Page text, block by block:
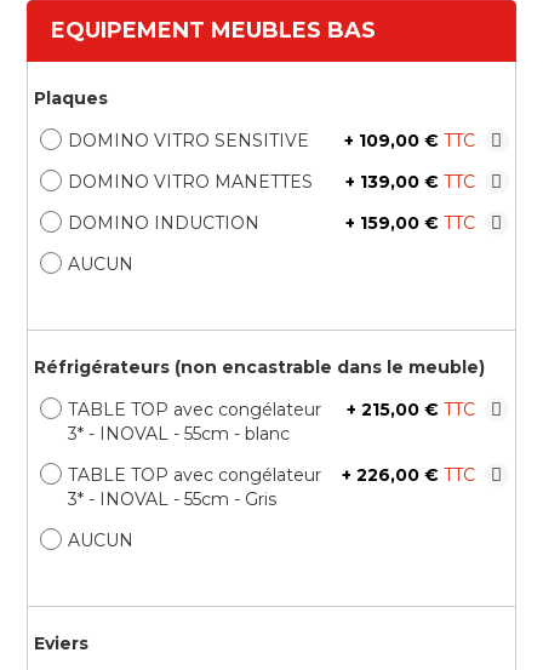
EQUIPEMENT MEUBLES BAS
Plaques
DOMINO VITRO SENSITIVE
+ 109,00 €
DOMINO VITRO MANETTES
+ 139,00 €
DOMINO INDUCTION
+ 159,00 €
AUCUN
Réfrigérateurs (non encastrable dans le meuble)
TABLE TOP avec congélateur
3* - INOVAL - 55cm - blanc
+ 215,00 €
TABLE TOP avec congélateur
3* - INOVAL - 55cm - Gris
+ 226,00 €
AUCUN
Eviers